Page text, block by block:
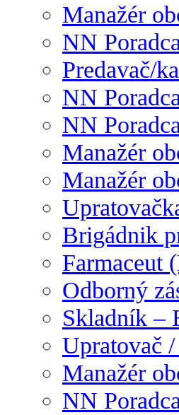
Manažér
NN
Predavač/
NN
NN
Manažér
Manažér
Brigádnik
Farmaceut
Odborný
Skladník –
Upratovač
Manažér
NN